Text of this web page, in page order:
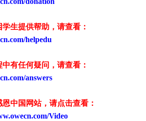
生提供帮助，请查看：
helpedu
有任何疑问，请查看：
answers
中国网站，请点击查看：
Video